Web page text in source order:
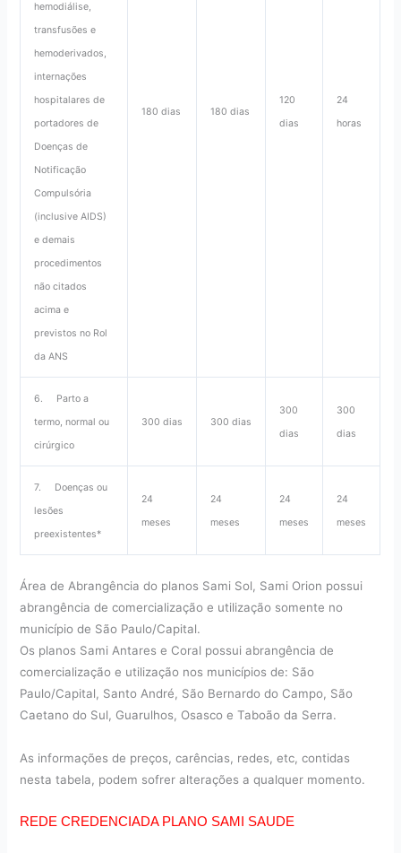
hemodiálise,
transfusões e
hemoderivados,
internações
hospitalares de
portadores de
Doenças de
Notificação
Compulsória
(inclusive AIDS)
e demais
procedimentos
não citados
acima e
previstos no Rol
da ANS
180 dias 180 dias
120
dias
24
horas
6. Parto a
termo, normal ou
cirúrgico
300 dias 300 dias
300
dias
300
dias
7. Doenças ou
lesões
preexistentes*
24
meses
24
meses
24
meses
24
meses
Área de Abrangência do planos Sami Sol, Sami Orion possui
abrangência de comercialização e utilização somente no
município de São Paulo/Capital.
Os planos Sami Antares e Coral possui abrangência de
comercialização e utilização nos municípios de: São
Paulo/Capital, Santo André, São Bernardo do Campo, São
Caetano do Sul, Guarulhos, Osasco e Taboão da Serra.
As informações de preços, carências, redes, etc, contidas
nesta tabela, podem sofrer alterações a qualquer momento.
REDE CREDENCIADA PLANO SAMI SAUDE